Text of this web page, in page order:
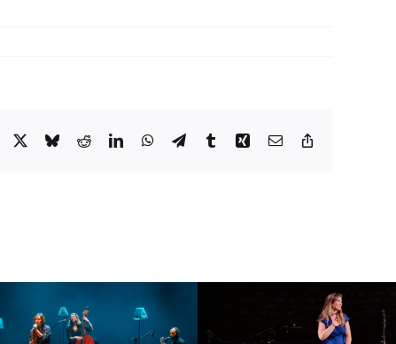
Facebook
X BlueskyRedditLinkedInWhatsApp
TelegramTumblrXing Email